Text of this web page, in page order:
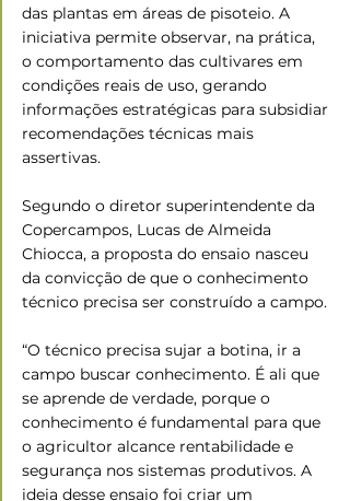
das plantas em áreas de pisoteio. A
iniciativa permite observar, na prática,
o comportamento das cultivares em
condições reais de uso, gerando
informações estratégicas para subsidiar
recomendações técnicas mais
assertivas.
Segundo o diretor superintendente da
Copercampos, Lucas de Almeida
Chiocca, a proposta do ensaio nasceu
da convicção de que o conhecimento
técnico precisa ser construído a campo.
“O técnico precisa sujar a botina, ir a
campo buscar conhecimento. É ali que
se aprende de verdade, porque o
conhecimento é fundamental para que
o agricultor alcance rentabilidade e
segurança nos sistemas produtivos. A
ideia desse ensaio foi criar um